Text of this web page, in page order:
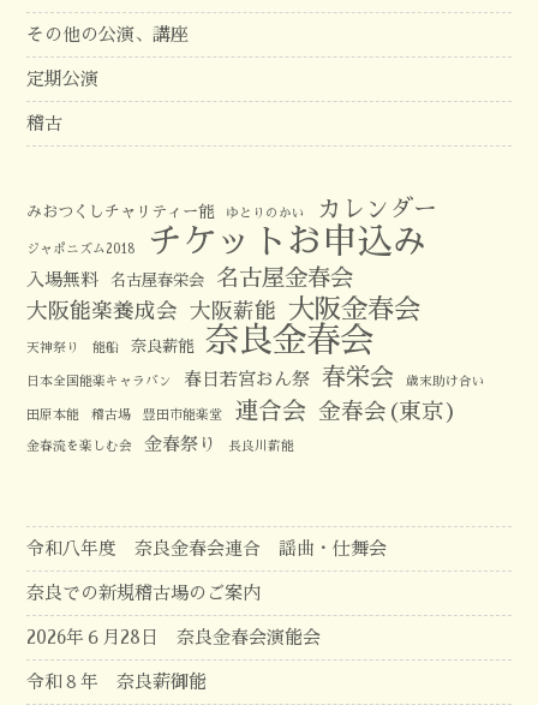
その他の公演、講座
定期公演
稽古
みおつくしチャリティー能 ゆとりのかい カレンダー
ジャポニズム2018 チケットお申込み
入場無料 名古屋春栄会 名古屋金春会
大阪能楽養成会 大阪薪能 大阪金春会
天神祭り 能船 奈良薪能 奈良金春会
日本全国能楽キャラバン 春日若宮おん祭 春栄会 歳末助け合い
田原本能 稽古場 豊田市能楽堂 連合会 金春会(東京)
金春流を楽しむ会 金春祭り 長良川薪能
令和八年度 奈良金春会連合 謡曲・仕舞会
奈良での新規稽古場のご案内
2026年６月28日 奈良金春会演能会
令和８年 奈良薪御能